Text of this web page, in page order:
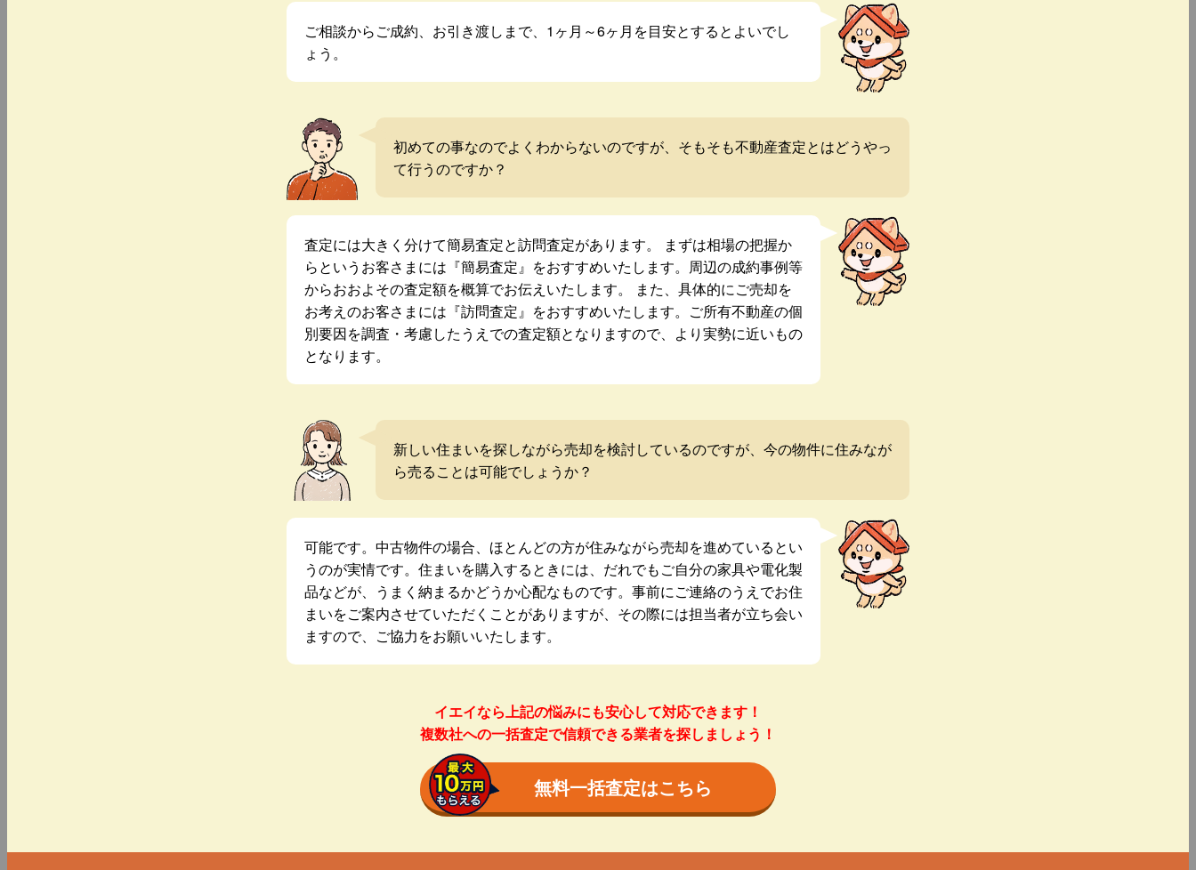
ご相談からご成約、お引き渡しまで、1ヶ月～6ヶ月を目安とするとよいでし
ょう。
初めての事なのでよくわからないのですが、そもそも不動産査定とはどうやっ
て行うのですか？
査定には大きく分けて簡易査定と訪問査定があります。 まずは相場の把握か
らというお客さまには『簡易査定』をおすすめいたします。周辺の成約事例等
からおおよその査定額を概算でお伝えいたします。 また、具体的にご売却を
お考えのお客さまには『訪問査定』をおすすめいたします。ご所有不動産の個
別要因を調査・考慮したうえでの査定額となりますので、より実勢に近いもの
となります。
新しい住まいを探しながら売却を検討しているのですが、今の物件に住みなが
ら売ることは可能でしょうか？
可能です。中古物件の場合、ほとんどの方が住みながら売却を進めているとい
うのが実情です。住まいを購入するときには、だれでもご自分の家具や電化製
品などが、うまく納まるかどうか心配なものです。事前にご連絡のうえでお住
まいをご案内させていただくことがありますが、その際には担当者が立ち会い
ますので、ご協力をお願いいたします。
イエイなら上記の悩みにも安心して対応できます！
複数社への一括査定で信頼できる業者を探しましょう！
無料一括査定はこちら